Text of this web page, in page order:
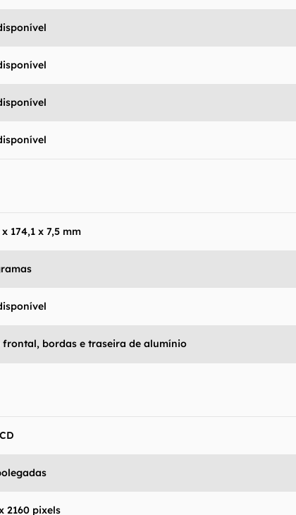
174,1 x 7,5 mm
frontal, bordas e traseira de alumínio
2160 pixels
esforço constante para encontrar e manter
podem variar entre regiões e países. Portanto,
você visite o site oficial do fabricante ou
sem qualquer garantia de precisão, detalhes,